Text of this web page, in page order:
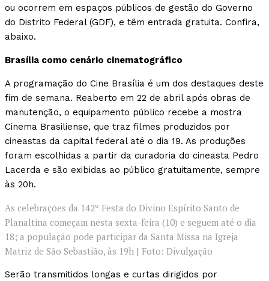
ou ocorrem em espaços públicos de gestão do Governo
do Distrito Federal (GDF), e têm entrada gratuita. Confira,
abaixo.
Brasília como cenário cinematográfico
A programação do Cine Brasília é um dos destaques deste
fim de semana. Reaberto em 22 de abril após obras de
manutenção, o equipamento público recebe a mostra
Cinema Brasiliense, que traz filmes produzidos por
cineastas da capital federal até o dia 19. As produções
foram escolhidas a partir da curadoria do cineasta Pedro
Lacerda e são exibidas ao público gratuitamente, sempre
às 20h.
As celebrações da 142º Festa do Divino Espírito Santo de
Planaltina começam nesta sexta-feira (10) e seguem até o dia
18; a população pode participar da Santa Missa na Igreja
Matriz de São Sebastião, às 19h | Foto: Divulgação
Serão transmitidos longas e curtas dirigidos por